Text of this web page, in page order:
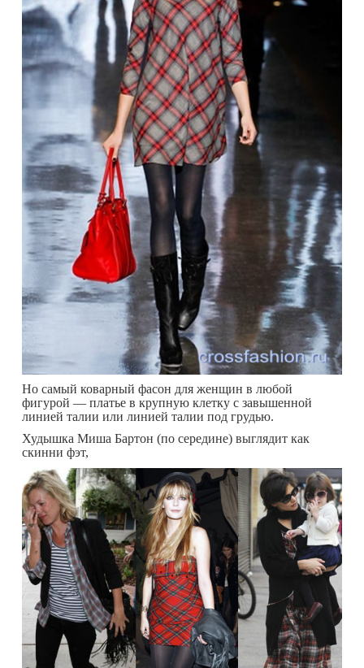
Но самый коварный фасон для женщин в любой
фигурой — платье в крупную клетку с завышенной
линией талии или линией талии под грудью.
Худышка Миша Бартон (по середине) выглядит как
скинни фэт,